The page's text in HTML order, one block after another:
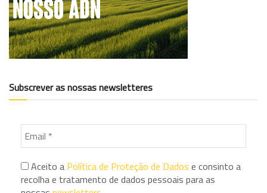
Subscrever as nossas newsletteres
Aceito a Política de Proteção de Dados e consinto a
recolha e tratamento de dados pessoais para as